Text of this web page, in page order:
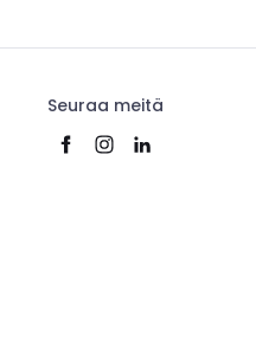
Seuraa meitä